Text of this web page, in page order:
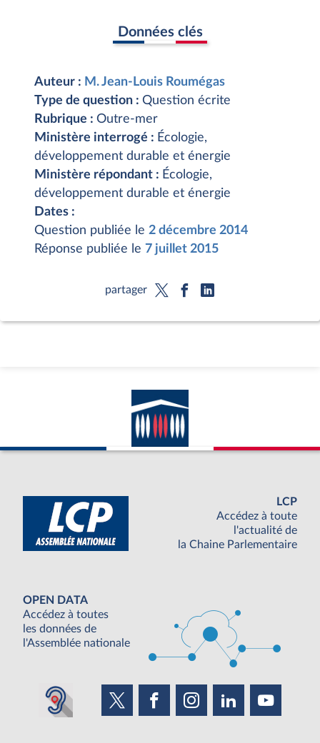
Données clés
Auteur : M. Jean-Louis Roumégas
Type de question : Question écrite
Rubrique : Outre-mer
Ministère interrogé : Écologie,
développement durable et énergie
Ministère répondant : Écologie,
développement durable et énergie
Dates :
Question publiée le 2 décembre 2014
Réponse publiée le 7 juillet 2015
partager
LCP
Accédez à toute
l'actualité de
la Chaine Parlementaire
OPEN DATA
Accédez à toutes
les données de
l'Assemblée nationale